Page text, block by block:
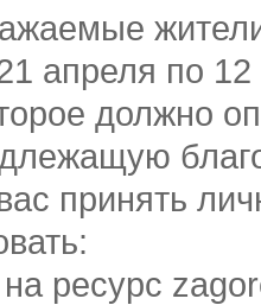
апреля по 12
должно
принять
ресурс